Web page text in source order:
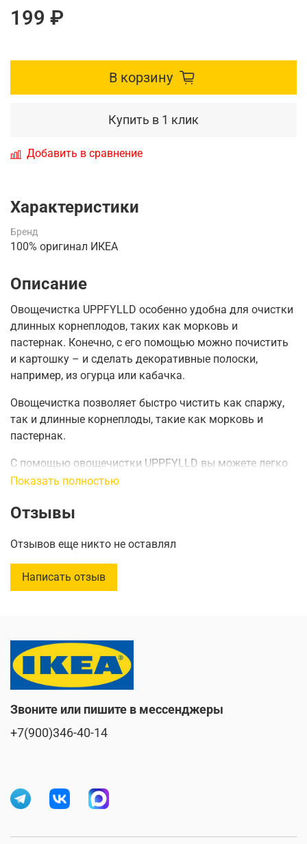
199 ₽
В корзину
Купить в 1 клик
Добавить в сравнение
Характеристики
Бренд
100% оригинал ИКЕА
Описание
Овощечистка UPPFYLLD особенно удобна для очистки
длинных корнеплодов, таких как морковь и
пастернак. Конечно, с его помощью можно почистить
и картошку – и сделать декоративные полоски,
например, из огурца или кабачка.
Овощечистка позволяет быстро чистить как спаржу,
так и длинные корнеплоды, такие как морковь и
пастернак.
С помощью овощечистки UPPFYLLD вы можете легко
сделать декоративные полоски для салата из огурцов,
Показать полностью
Отзывы
Отзывов еще никто не оставлял
Написать отзыв
Звоните или пишите в мессенджеры
+7(900)346-40-14